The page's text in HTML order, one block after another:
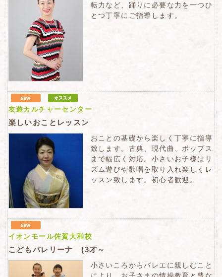
転力など、踊りに必要な力を一つひ
とつ丁寧にご指導します。
友遊カルチャーセンター
楽しいおことレッスン
おことの基礎から楽しく丁寧に指導
致します。古典、現代曲、ポップス
まで幅広く対応。小さいお子様はリ
ズム遊びや歌唱を取り入れ楽しくレ
ッスン致します。初心者歓迎。
イオンモール佐賀大和校
こどもバレリーナ (3才～
小さいころからバレエに親しむこと